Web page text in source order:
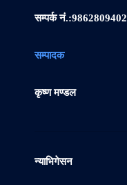
सम्पर्क नं.:9862809402
सम्पादक
कृष्ण मण्डल
न्याभिगेसन